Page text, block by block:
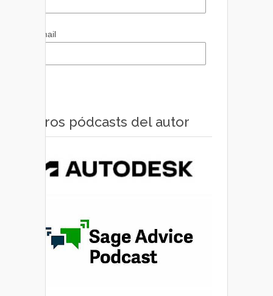
Email
Otros pódcasts del autor